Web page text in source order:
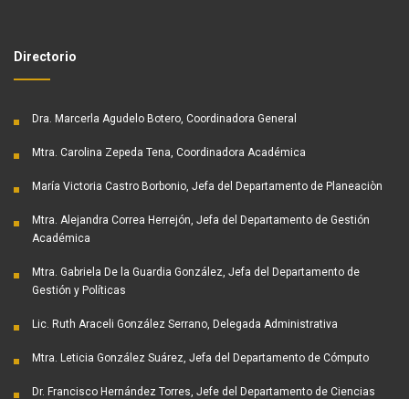
Directorio
Dra. Marcerla Agudelo Botero, Coordinadora General
Mtra. Carolina Zepeda Tena, Coordinadora Académica
María Victoria Castro Borbonio, Jefa del Departamento de Planeaciòn
Mtra. Alejandra Correa Herrejón, Jefa del Departamento de Gestión
Académica
Mtra. Gabriela De la Guardia González, Jefa del Departamento de
Gestión y Políticas
Lic. Ruth Araceli González Serrano, Delegada Administrativa
Mtra. Leticia González Suárez, Jefa del Departamento de Cómputo
Dr. Francisco Hernández Torres, Jefe del Departamento de Ciencias